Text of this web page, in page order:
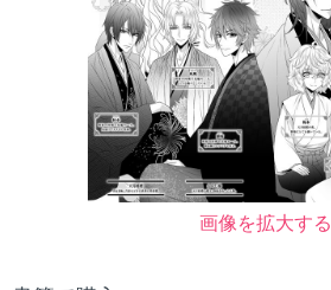
画像を拡大する